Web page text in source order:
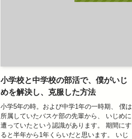
小学校と中学校の部活で、僕がいじ
めを解決し、克服した方法
小学5年の時。および中学1年の一時期、 僕は
所属していたバスケ部の先輩から、 いじめに
遭っていたという認識があります。 期間にす
ると半年から1年くらいだと思います。 いじ